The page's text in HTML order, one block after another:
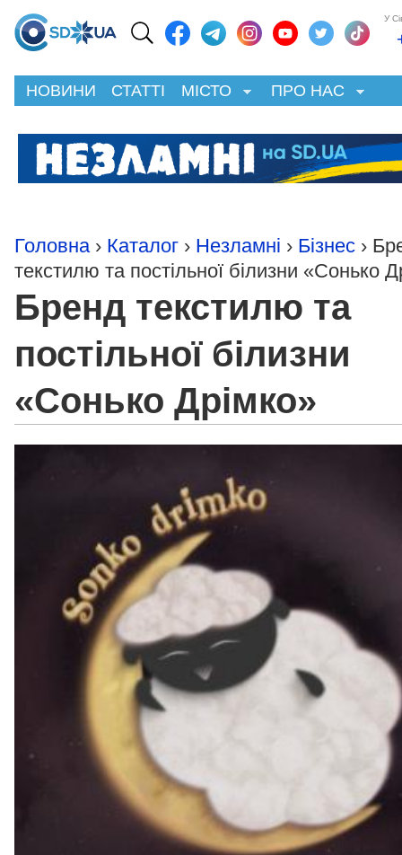
У
НОВИНИ СТАТТІ МІСТО ПРО НАС
Головна › Каталог › Незламні › Бізнес ›
текстилю та постільної білизни «Сонько
Бренд текстилю та
постільної білизни
«Сонько Дрімко»